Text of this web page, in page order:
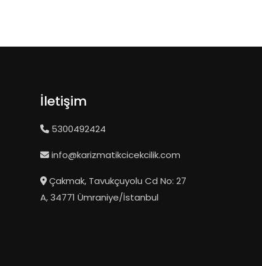
İletişim
5300492424
info@karizmatikcicekcilik.com
Çakmak, Tavukçuyolu Cd No: 27
A, 34771 Ümraniye/İstanbul